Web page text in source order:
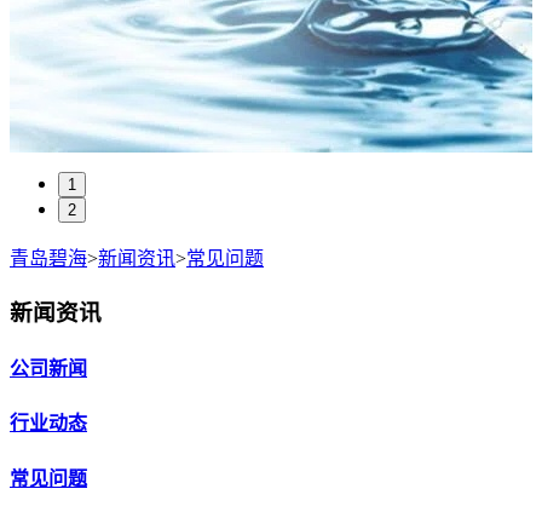
1
2
青岛碧海>新闻资讯>常见问题
新闻资讯
公司新闻
行业动态
常见问题